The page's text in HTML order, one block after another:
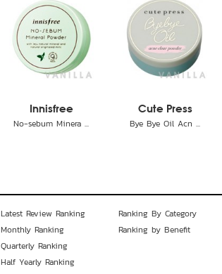
Innisfree
No-sebum Minera ...
Cute Press
Bye Bye Oil Acn ...
Latest Review Ranking
Monthly Ranking
Quarterly Ranking
Half Yearly Ranking
Ranking By Category
Ranking by Benefit